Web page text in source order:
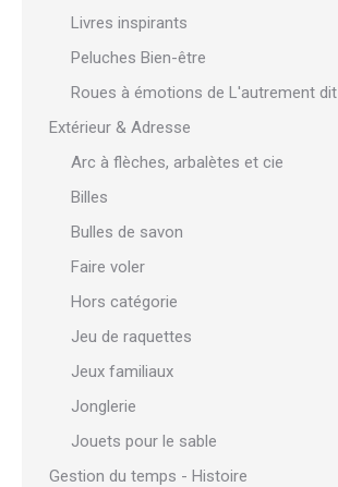
Livres inspirants
Peluches Bien-être
Roues à émotions de L'autrement dit
Extérieur & Adresse
Arc à flèches, arbalètes et cie
Billes
Bulles de savon
Faire voler
Hors catégorie
Jeu de raquettes
Jeux familiaux
Jonglerie
Jouets pour le sable
Gestion du temps - Histoire